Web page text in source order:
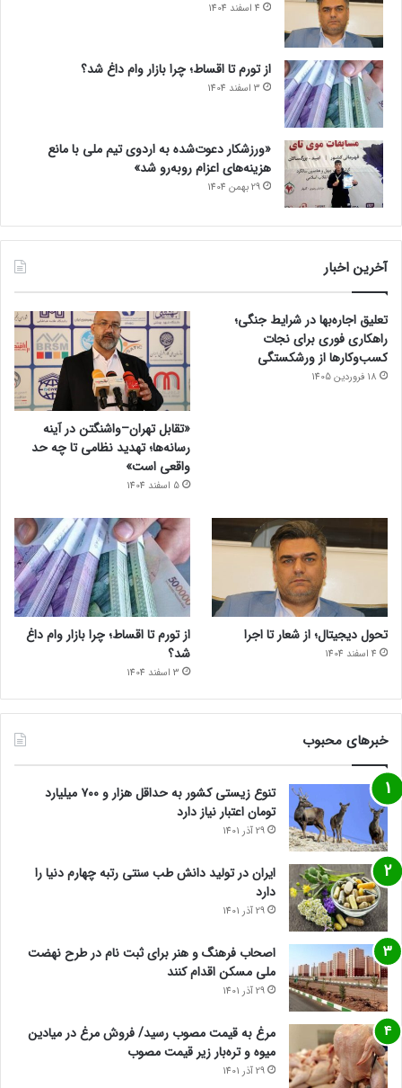
4 اسفند 1404
از تورم تا اقساط؛ چرا بازار وام داغ شد؟
3 اسفند 1404
«ورزشکار دعوت‌شده به اردوی تیم ملی با مانع
هزینه‌های اعزام روبه‌رو شد»
29 بهمن 1404
آخرین اخبار
تعلیق اجاره‌بها در شرایط جنگی؛
راهکاری فوری برای نجات
کسب‌وکارها از ورشکستگی
18 فروردین 1405
«تقابل تهران–واشنگتن در آینه
رسانه‌ها؛ تهدید نظامی تا چه حد
واقعی است»
5 اسفند 1404
تحول دیجیتال؛ از شعار تا اجرا
4 اسفند 1404
از تورم تا اقساط؛ چرا بازار وام داغ
شد؟
3 اسفند 1404
خبرهای محبوب
تنوع زیستی کشور به حداقل هزار و ۷۰۰ میلیارد
تومان اعتبار نیاز دارد
29 آذر 1401
ایران در تولید دانش طب سنتی رتبه چهارم دنیا را
دارد
29 آذر 1401
اصحاب فرهنگ و هنر برای ثبت نام در طرح نهضت
ملی مسکن اقدام کنند
29 آذر 1401
مرغ به قیمت مصوب رسید/ فروش مرغ در میادین
میوه و تره‌بار زیر قیمت مصوب
29 آذر 1401